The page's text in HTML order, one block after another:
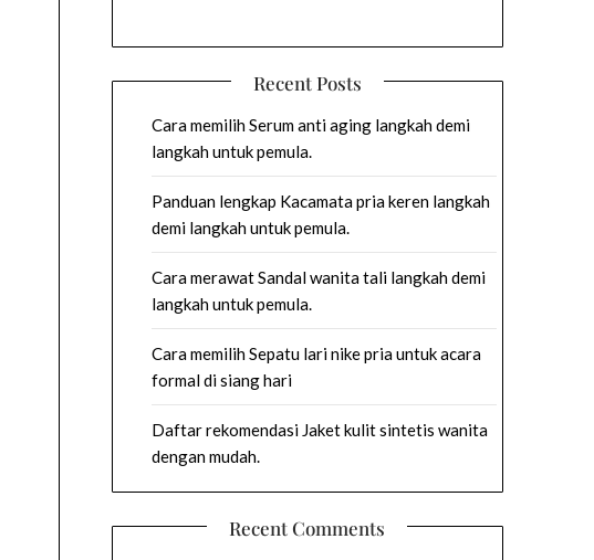
Recent Posts
Cara memilih Serum anti aging langkah demi
langkah untuk pemula.
Panduan lengkap Kacamata pria keren langkah
demi langkah untuk pemula.
Cara merawat Sandal wanita tali langkah demi
langkah untuk pemula.
Cara memilih Sepatu lari nike pria untuk acara
formal di siang hari
Daftar rekomendasi Jaket kulit sintetis wanita
dengan mudah.
Recent Comments